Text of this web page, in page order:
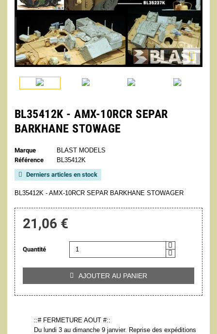

BL35412K - AMX-10RCR SEPAR
BARKHANE STOWAGE
Marque
BLAST MODELS
Référence
BL35412K
 Derniers articles en stock
BL35412K - AMX-10RCR SEPAR BARKHANE STOWAGER
21,06 €
Quantité
 AJOUTER AU PANIER
::# FERMETURE AOUT #::
Du lundi 3 au dimanche 9 janvier. Reprise des expéditions